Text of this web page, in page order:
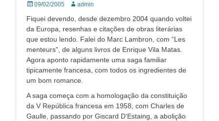
Posted
09/02/2005 Autor:admin
Fiquei devendo, desde dezembro 2004 quando voltei
da Europa, resenhas e citações de obras literárias
que estou lendo. Falei do Marc Lambron, com “Les
menteurs”, de alguns livros de Enrique Vila Matas.
Agora aponto rapidamente uma saga familiar
tipicamente francesa, com todos os ingredientes de
um bom romance.
A saga começa com a homologação da constituição
da V República francesa em 1958, com Charles de
Gaulle, passando por Giscard D’Estaing, a abolição